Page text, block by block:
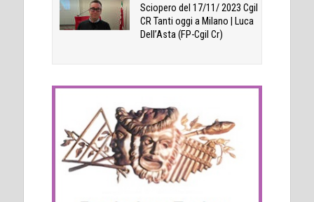
Sciopero del 17/11/ 2023 Cgil
CR Tanti oggi a Milano | Luca
Dell’Asta (FP-Cgil Cr)